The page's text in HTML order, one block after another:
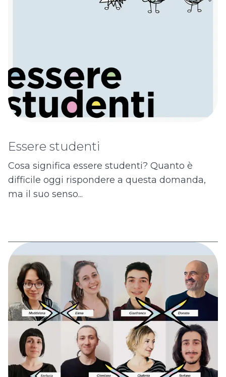
Essere studenti
Cosa significa essere studenti? Quanto è
difficile oggi rispondere a questa domanda,
ma il suo senso...